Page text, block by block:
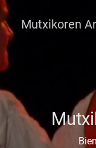
Mutxikoren